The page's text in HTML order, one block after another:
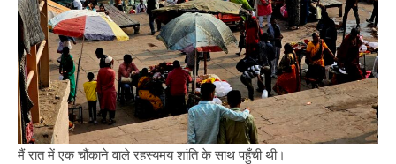
मैं रात में एक चौंकाने वाले रहस्यमय शांति के साथ पहुँची थी।